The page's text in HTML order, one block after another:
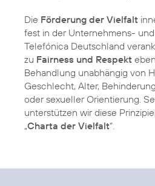
Die Förderung der Vielfalt
fest in der Unternehmens-
Telefónica Deutschland
zu Fairness und Respekt
Behandlung unabhängig von
Geschlecht, Alter,
oder sexueller Orientierung.
unterstützen wir diese
„Charta der Vielfalt“.